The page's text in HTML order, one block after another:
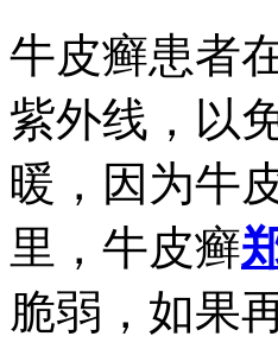
牛皮癣患者
紫外线，以
暖，因为牛
里，牛皮癣
脆弱，如果